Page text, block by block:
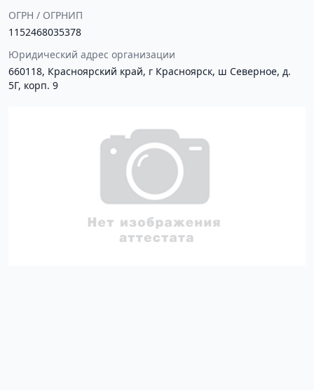
ОГРН / ОГРНИП
1152468035378
Юридический адрес организации
660118, Красноярский край, г Красноярск, ш Северное, д.
5Г, корп. 9